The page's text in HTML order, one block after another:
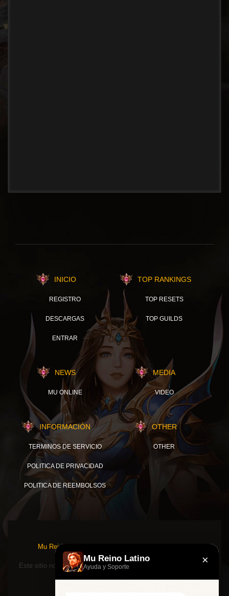
INICIO
REGISTRO
DESCARGAS
ENTRAR
TOP RANKINGS
TOP RESETS
TOP GUILDS
NEWS
MU ONLINE
MEDIA
VIDEO
INFORMACIÓN
TERMINOS DE SERVICIO
POLITICA DE PRIVACIDAD
POLITICA DE REEMBOLSOS
OTHER
OTHER
Mu Reino Latino © 2026, TODOS LOS DERECHOS
RESERVADOS.
Este sitio no está asociado ni respaldado de ninguna manera por
Mu Reino Latino
Ayuda y Soporte ×